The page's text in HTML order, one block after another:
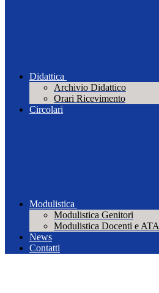
Didattica
Archivio Didattico
Orari Ricevimento
Circolari
Modulistica
Modulistica Genitori
Modulistica Docenti e ATA
News
Contatti